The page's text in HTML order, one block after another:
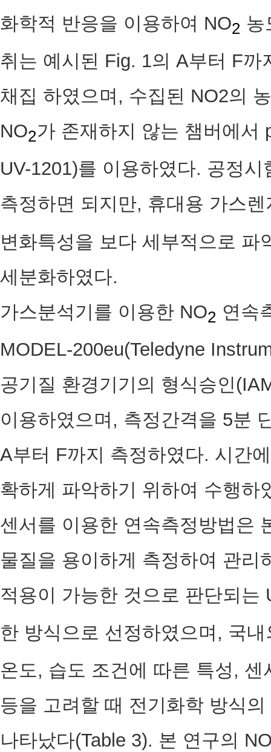
화학적 반응을 이용하여 NO2 농
취는 예시된 Fig. 1의 A부터 F
채집 하였으며, 수집된 NO2의
NO2가 존재하지 않는 챔버에서
UV-1201)를 이용하였다. 공정
측정하면 되지만, 휴대용 가스
변화특성을 보다 세부적으로
세분화하였다.
가스분석기를 이용한 NO2 연속
MODEL-200eu(Teledyne
공기질 환경기기의 형식승인
이용하였으며, 측정간격을 5분
A부터 F까지 측정하였다. 시간
확하게 파악하기 위하여 수행하
센서를 이용한 연속측정방법은
물질을 용이하게 측정하여 관리
적용이 가능한 것으로 판단되는
한 방식으로 선정하였으며, 국
온도, 습도 조건에 따른 특성,
등을 고려할 때 전기화학 방식
나타났다(Table 3). 본 연구의